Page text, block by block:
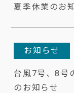
夏季休業のお
お知らせ
台風7号、8号
のお知らせ